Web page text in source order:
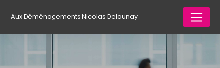
Aux Déménagements Nicolas Delaunay